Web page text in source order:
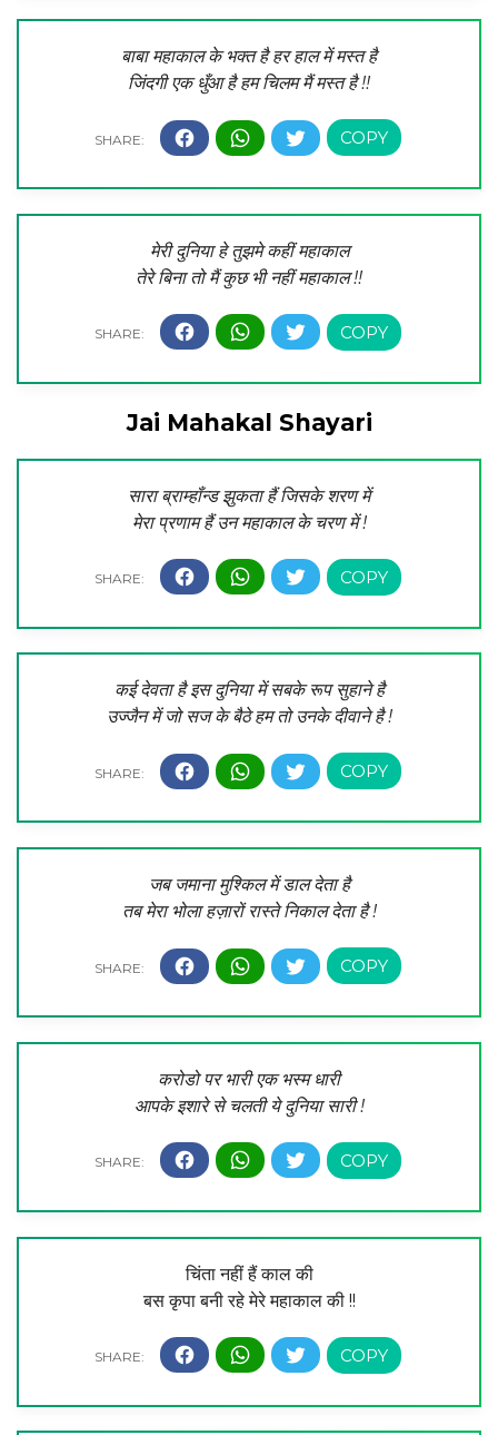
बाबा महाकाल के भक्त है हर हाल में मस्त है
जिंदगी एक धुँआ है हम चिलम मैं मस्त है !!
मेरी दुनिया हे तुझमे कहीं महाकाल
तेरे बिना तो मैं कुछ भी नहीं महाकाल !!
Jai Mahakal Shayari
सारा ब्राम्हॉंन्ड झुकता हैं जिसके शरण में
मेरा प्रणाम हैं उन महाकाल के चरण में !
कई देवता है इस दुनिया में सबके रूप सुहाने है
उज्जैन में जो सज के बैठे हम तो उनके दीवाने है !
जब जमाना मुश्किल में डाल देता है
तब मेरा भोला हज़ारों रास्ते निकाल देता है !
करोडो पर भारी एक भस्म धारी
आपके इशारे से चलती ये दुनिया सारी !
चिंता नहीं हैं काल की
बस कृपा बनी रहे मेरे महाकाल की !!